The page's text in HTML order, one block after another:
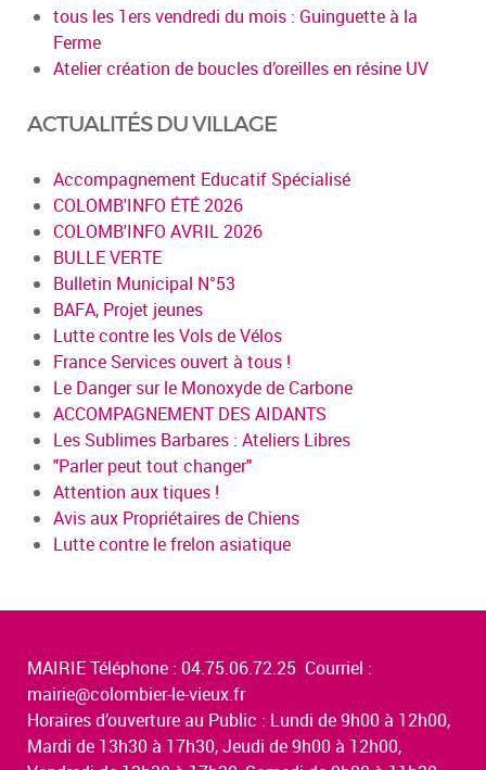
tous les 1ers vendredi du mois : Guinguette à la
Ferme
Atelier création de boucles d’oreilles en résine UV
ACTUALITÉS DU VILLAGE
Accompagnement Educatif Spécialisé
COLOMB'INFO ÉTÉ 2026
COLOMB'INFO AVRIL 2026
BULLE VERTE
Bulletin Municipal N°53
BAFA, Projet jeunes
Lutte contre les Vols de Vélos
France Services ouvert à tous !
Le Danger sur le Monoxyde de Carbone
ACCOMPAGNEMENT DES AIDANTS
Les Sublimes Barbares : Ateliers Libres
"Parler peut tout changer"
Attention aux tiques !
Avis aux Propriétaires de Chiens
Lutte contre le frelon asiatique
MAIRIE Téléphone : 04.75.06.72.25 Courriel :
mairie@colombier-le-vieux.fr
Horaires d’ouverture au Public : Lundi de 9h00 à 12h00,
Mardi de 13h30 à 17h30, Jeudi de 9h00 à 12h00,